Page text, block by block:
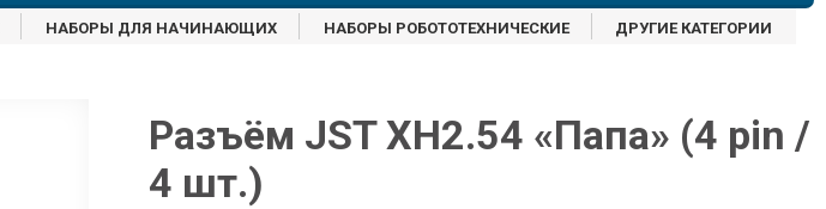
НАБОРЫ ДЛЯ НАЧИНАЮЩИХ НАБОРЫ РОБОТОТЕХНИЧЕСКИЕ ДРУГИЕ КАТЕГОРИИ
Разъём JST XH2.54 «Папа» (4 pin /
4 шт.)
Менеджер
8 (499) 500-14-56